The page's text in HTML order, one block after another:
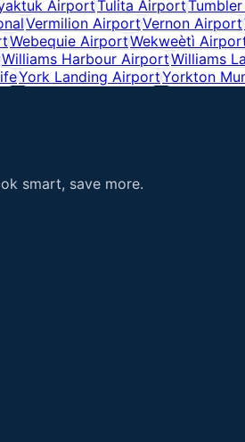
AirportTulita Airport
Vermilion AirportVernon Airport
Webequie AirportWekweètì
Williams Harbour AirportWilliams
York Landing AirportYorkton
smart, save more.